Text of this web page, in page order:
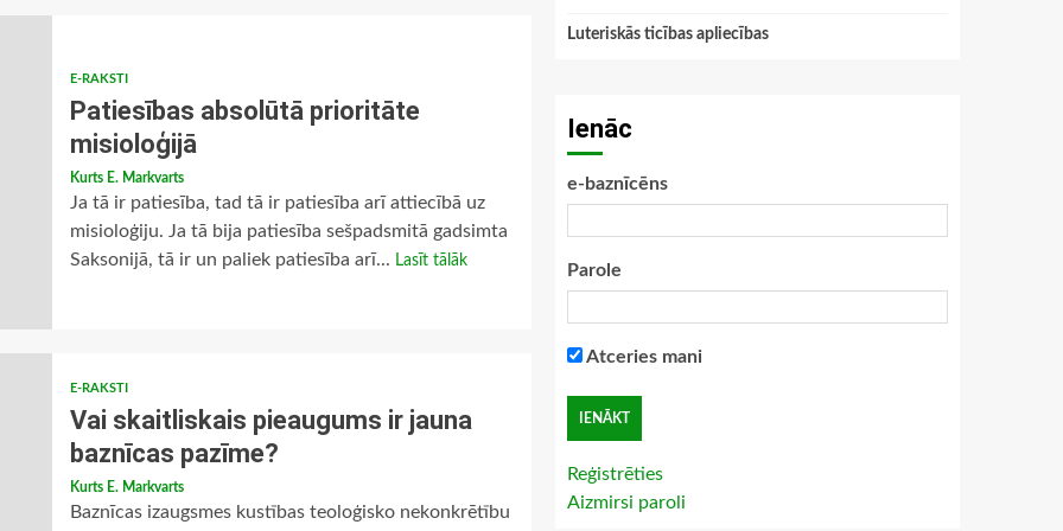
E-RAKSTI
Patiesības absolūtā prioritāte
misioloģijā
Kurts E. Markvarts
Ja tā ir patiesība, tad tā ir patiesība arī attiecībā uz
misioloģiju. Ja tā bija patiesība sešpadsmitā gadsimta
Saksonijā, tā ir un paliek patiesība arī... Lasīt tālāk
E-RAKSTI
Vai skaitliskais pieaugums ir jauna
baznīcas pazīme?
Kurts E. Markvarts
Baznīcas izaugsmes kustības teoloģisko nekonkrētību
Luteriskās ticības apliecības
Ienāc
e-baznīcēns
Parole
Atceries mani
Reģistrēties
Aizmirsi paroli